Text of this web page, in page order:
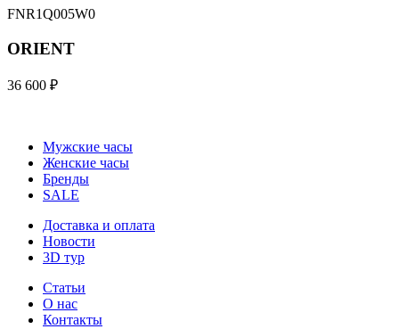
FNR1Q005W0
ORIENT
36 600 ₽
Мужские часы
Женские часы
Бренды
SALE
Доставка и оплата
Новости
3D тур
Статьи
О нас
Контакты